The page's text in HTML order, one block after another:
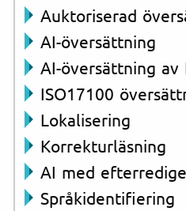
Auktoriserad
AI-översättning
AI-översättning av
ISO17100
Lokalisering
Korrekturläsning
AI med
Språkidentifiering